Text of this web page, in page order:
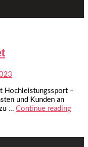
Hochleistungssport –
und Kunden an
… Continue reading